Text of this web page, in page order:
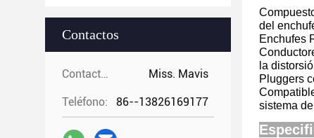
Contactos
Contactos: Miss. Mavis
Teléfono: 86--13826169177
del
Enchufes
la
Pluggers
sistema